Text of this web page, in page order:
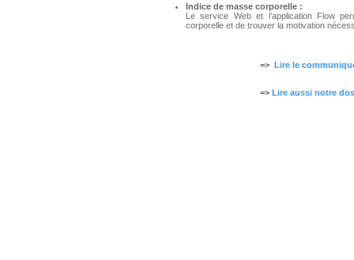
Indice de masse corporelle :
Le service Web et l’application Flow
corporelle et de trouver la motivation
=> Lire le
=> Lire aussi notre